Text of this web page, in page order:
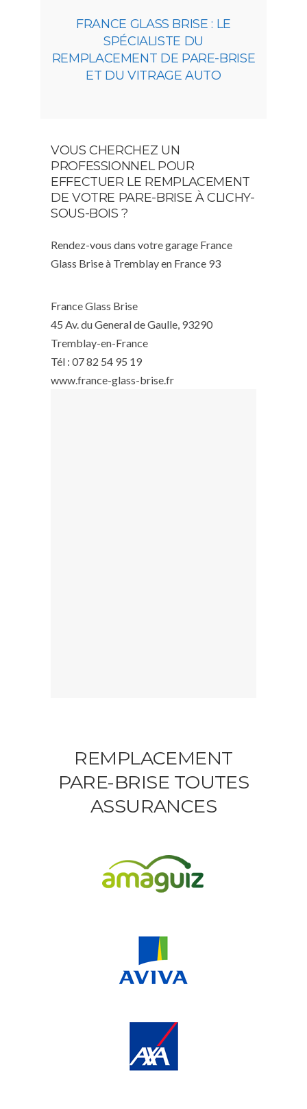
FRANCE GLASS BRISE : LE
SPÉCIALISTE DU
REMPLACEMENT DE PARE-BRISE
ET DU VITRAGE AUTO
VOUS CHERCHEZ UN
PROFESSIONNEL POUR
EFFECTUER LE REMPLACEMENT
DE VOTRE PARE-BRISE À CLICHY-
SOUS-BOIS ?
Rendez-vous dans votre garage France
Glass Brise à Tremblay en France 93
France Glass Brise
45 Av. du General de Gaulle, 93290
Tremblay-en-France
Tél : 07 82 54 95 19
www.france-glass-brise.fr
REMPLACEMENT
PARE-BRISE TOUTES
ASSURANCES